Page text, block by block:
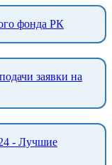
фонда РК
заявки на
- Лучшие